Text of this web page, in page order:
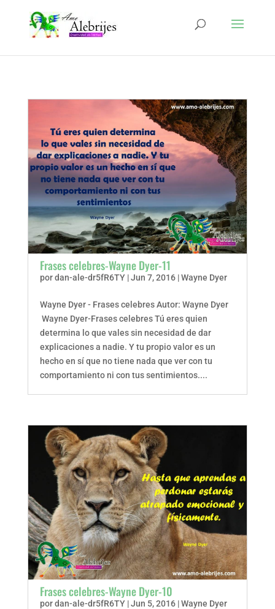
Frases celebres-Wayne Dyer-11
pordan-ale-dr5fR6TY|Jun 7, 2016|Wayne Dyer
Wayne Dyer - Frases celebres Autor: Wayne Dyer
Wayne Dyer-Frases celebres Tú eres quien
determina lo que vales sin necesidad de dar
explicaciones a nadie. Y tu propio valor es un
hecho en sí que no tiene nada que ver con tu
comportamiento ni con tus sentimientos....
Frases celebres-Wayne Dyer-10
pordan-ale-dr5fR6TY|Jun 5, 2016|Wayne Dyer